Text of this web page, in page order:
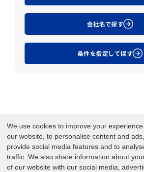
We use cookies to improve your experience
our website, to personalise content and
provide social media features and to
traffic. We also share information about
of our website with our social media,
会社名で探す
条件を指定して探す
HOME Network Technology Case
Downloads Development News/
Update Information FAQ